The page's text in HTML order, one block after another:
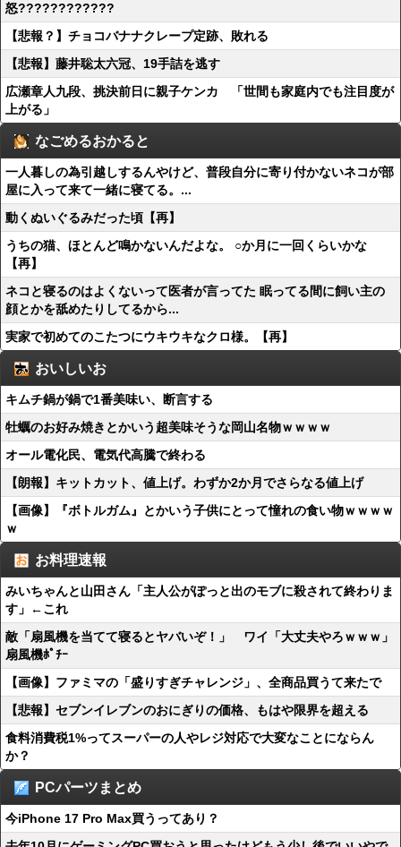
怒????????????
【悲報？】チョコバナナクレープ定跡、敗れる
【悲報】藤井聡太六冠、19手詰を逃す
広瀬章人九段、挑決前日に親子ケンカ 「世間も家庭内でも注目度が
上がる」
なごめるおかると
一人暮しの為引越しするんやけど、普段自分に寄り付かないネコが部
屋に入って来て一緒に寝てる。...
動くぬいぐるみだった頃【再】
うちの猫、ほとんど鳴かないんだよな。 ○か月に一回くらいかな
【再】
ネコと寝るのはよくないって医者が言ってた 眠ってる間に飼い主の
顔とかを舐めたりしてるから...
実家で初めてのこたつにウキウキなクロ様。【再】
おいしいお
キムチ鍋が鍋で1番美味い、断言する
牡蠣のお好み焼きとかいう超美味そうな岡山名物ｗｗｗｗ
オール電化民、電気代高騰で終わる
【朗報】キットカット、値上げ。わずか2か月でさらなる値上げ
【画像】『ボトルガム』とかいう子供にとって憧れの食い物ｗｗｗｗ
ｗ
お料理速報
みいちゃんと山田さん「主人公がぽっと出のモブに殺されて終わりま
す」←これ
敵「扇風機を当てて寝るとヤバいぞ！」 ワイ「大丈夫やろｗｗｗ」
扇風機ﾎﾟﾁｰ
【画像】ファミマの「盛りすぎチャレンジ」、全商品買うて来たで
【悲報】セブンイレブンのおにぎりの価格、もはや限界を超える
食料消費税1%ってスーパーの人やレジ対応で大変なことにならん
か？
PCパーツまとめ
今iPhone 17 Pro Max買うってあり？